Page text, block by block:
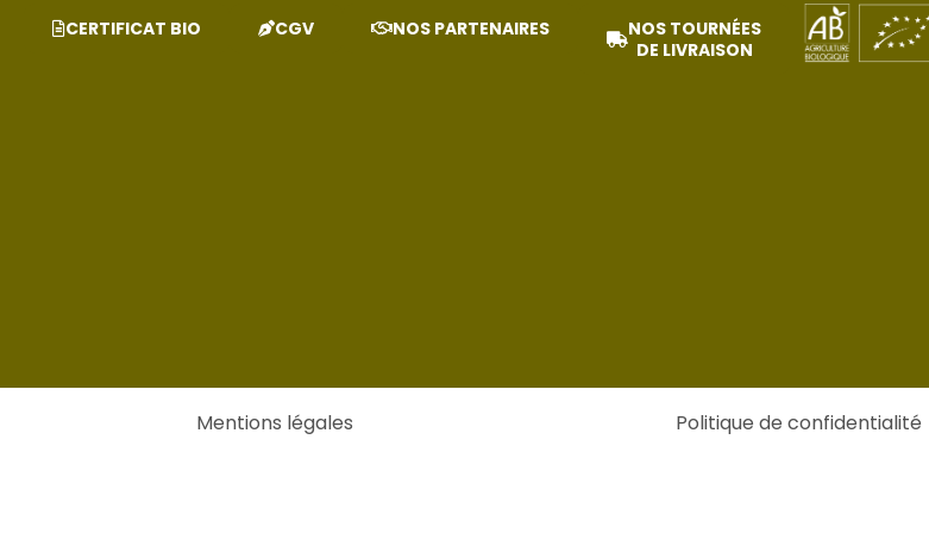
CERTIFICAT BIO CGV NOS PARTENAIRES
NOS TOURNÉES
DE LIVRAISON
Mentions légales Politique de confidentialité